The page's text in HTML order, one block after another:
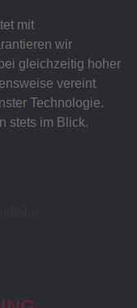
mit
wir
gleichzeitig hoher
vereint
Technologie.
stets im Blick.